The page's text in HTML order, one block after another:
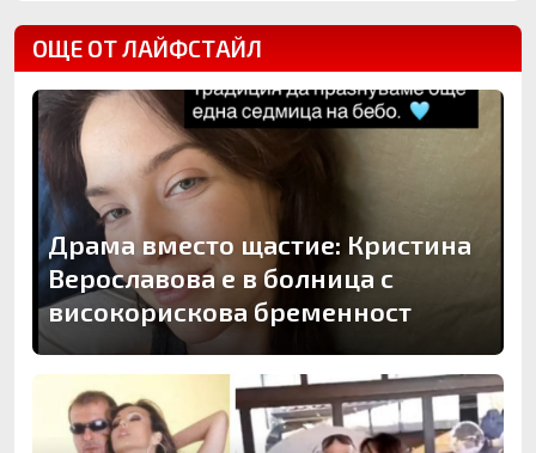
ОЩЕ ОТ ЛАЙФСТАЙЛ
Драма вместо щастие: Кристина
Верославова е в болница с
високорискова бременност